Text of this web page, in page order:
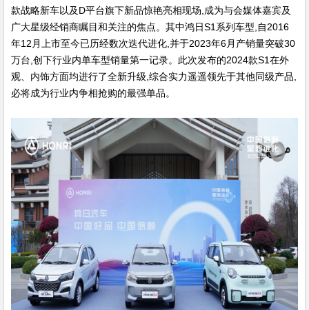
款战略新车以及D平台旗下新品惊艳亮相现场,成为与会媒体嘉宾及
广大星级经销商瞩目和关注的焦点。其中鸿日S1系列车型,自2016
年12月上市至今已历经数次迭代进化,并于2023年6月产销量突破30
万台,创下行业内单车型销量第一记录。此次发布的2024款S1在外
观、内饰方面均进行了全新升级,综合实力遥遥领先于其他同级产品,
必将成为行业内争相抢购的最强单品。